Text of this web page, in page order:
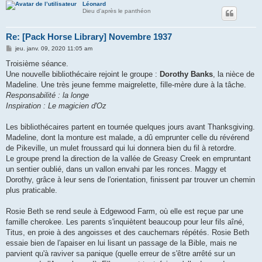
Léonard
Dieu d'après le panthéon
Re: [Pack Horse Library] Novembre 1937
M
s
a
g
jeu. janv. 09, 2020 11:05 am
Troisième séance.
Une nouvelle bibliothécaire rejoint le groupe : Dorothy Banks , la nièce de
Madeline. Une très jeune femme maigrelette, fille-mère dure à la tâche.
Responsabilité : la longe
Inspiration : Le magicien d'Oz
Les bibliothécaires partent en tournée quelques jours avant Thanksgiving.
Madeline, dont la monture est malade, a dû emprunter celle du révérend
de Pikeville, un mulet froussard qui lui donnera bien du fil à retordre.
Le groupe prend la direction de la vallée de Greasy Creek en empruntant
un sentier oublié, dans un vallon envahi par les ronces. Maggy et
Dorothy, grâce à leur sens de l'orientation, finissent par trouver un chemin
plus praticable.
Rosie Beth se rend seule à Edgewood Farm, où elle est reçue par une
famille cherokee. Les parents s'inquiètent beaucoup pour leur fils aîné,
Titus, en proie à des angoisses et des cauchemars répétés. Rosie Beth
essaie bien de l'apaiser en lui lisant un passage de la Bible, mais ne
parvient qu'à raviver sa panique (quelle erreur de s'être arrêté sur un